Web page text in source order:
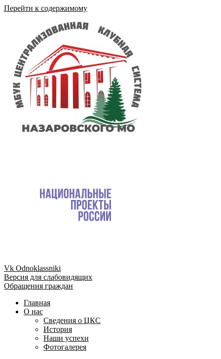
Перейти к содержимому
Vk Odnoklassniki
Версия для слабовидящих
Обращения граждан
Главная
О нас
Сведения о ЦКС
История
Наши успехи
Фотогалерея